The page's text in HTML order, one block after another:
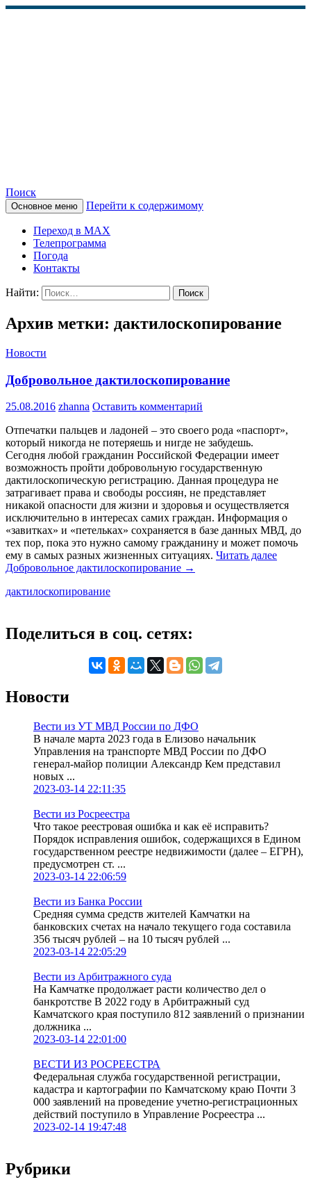
КАМЧАТСКОЕ
ИНФОРМАЦИОННОЕ
АГЕНТСТВО (КИА
«ВЕСТИ»)
Поиск
Основное меню Перейти к содержимому
Переход в MAX
Телепрограмма
Погода
Контакты
Найти:
Архив метки: дактилоскопирование
Новости
Добровольное дактилоскопирование
25.08.2016 zhanna Оставить комментарий
Отпечатки пальцев и ладоней – это своего рода «паспорт»,
который никогда не потеряешь и нигде не забудешь.
Сегодня любой гражданин Российской Федерации имеет
возможность пройти добровольную государственную
дактилоскопическую регистрацию. Данная процедура не
затрагивает права и свободы россиян, не представляет
никакой опасности для жизни и здоровья и осуществляется
исключительно в интересах самих граждан. Информация о
«завитках» и «петельках» сохраняется в базе данных МВД, до
тех пор, пока это нужно самому гражданину и может помочь
ему в самых разных жизненных ситуациях. Читать далее
Добровольное дактилоскопирование →
дактилоскопирование
Поделиться в соц. сетях:
Новости
Вести из УТ МВД России по ДФО
В начале марта 2023 года в Елизово начальник
Управления на транспорте МВД России по ДФО
генерал-майор полиции Александр Кем представил
новых ...
2023-03-14 22:11:35
Вести из Росреестра
Что такое реестровая ошибка и как её исправить?
Порядок исправления ошибок, содержащихся в Едином
государственном реестре недвижимости (далее – ЕГРН),
предусмотрен ст. ...
2023-03-14 22:06:59
Вести из Банка России
Средняя сумма средств жителей Камчатки на
банковских счетах на начало текущего года составила
356 тысяч рублей – на 10 тысяч рублей ...
2023-03-14 22:05:29
Вести из Арбитражного суда
На Камчатке продолжает расти количество дел о
банкротстве В 2022 году в Арбитражный суд
Камчатского края поступило 812 заявлений о признании
должника ...
2023-03-14 22:01:00
ВЕСТИ ИЗ РОСРЕЕСТРА
Федеральная служба государственной регистрации,
кадастра и картографии по Камчатскому краю Почти 3
000 заявлений на проведение учетно-регистрационных
действий поступило в Управление Росреестра ...
2023-02-14 19:47:48
Рубрики